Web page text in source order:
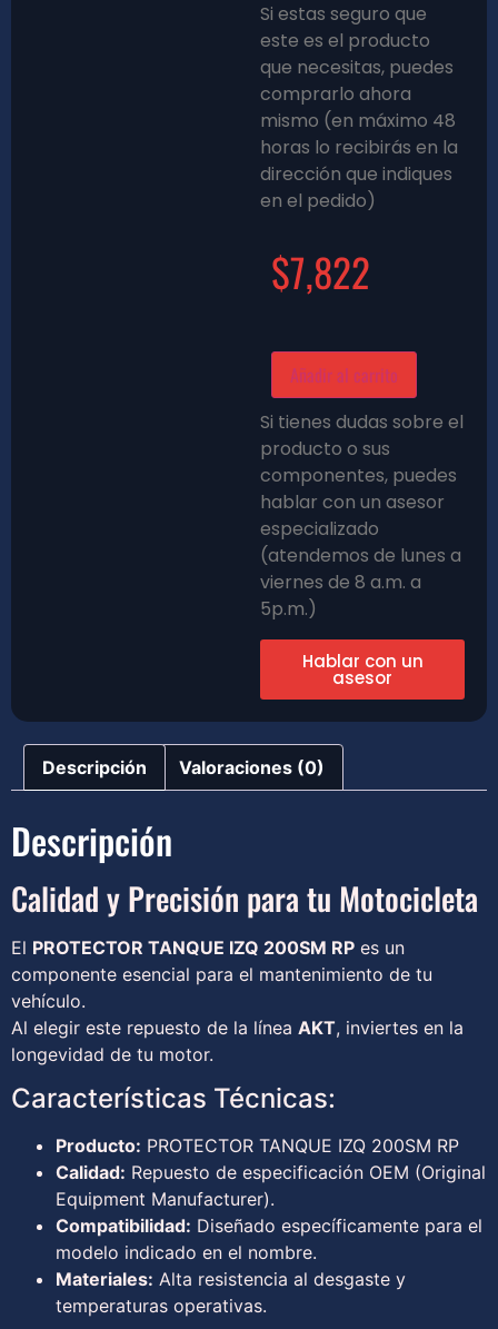
Si estas seguro que
este es el producto
que necesitas, puedes
comprarlo ahora
mismo (en máximo 48
horas lo recibirás en la
dirección que indiques
en el pedido)
$7,822
Añadir al carrito
Si tienes dudas sobre el
producto o sus
componentes, puedes
hablar con un asesor
especializado
(atendemos de lunes a
viernes de 8 a.m. a
5p.m.)
Hablar con un
asesor
Descripción Valoraciones (0)
Descripción
Calidad y Precisión para tu Motocicleta
El PROTECTOR TANQUE IZQ 200SM RP es un
componente esencial para el mantenimiento de tu
vehículo.
Al elegir este repuesto de la línea AKT, inviertes en la
longevidad de tu motor.
Características Técnicas:
Producto: PROTECTOR TANQUE IZQ 200SM RP
Calidad: Repuesto de especificación OEM (Original
Equipment Manufacturer).
Compatibilidad: Diseñado específicamente para el
modelo indicado en el nombre.
Materiales: Alta resistencia al desgaste y
temperaturas operativas.